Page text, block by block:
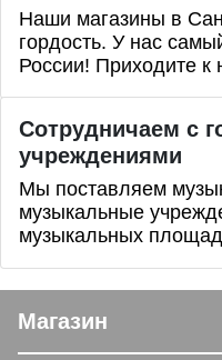
Наши магазины в
гордость. У нас
России! Приходите к
Сотрудничаем с
учреждениями
Мы поставляем
музыкальные
музыкальных
Магазин